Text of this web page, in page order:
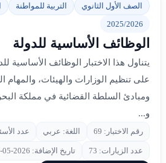
الصف الأول الثانوي التربية للمواطنة
2025/2026
الوظائف الأساسية للدولة
يتناول هذا الاختبار الوظائف الأساسية
على تنظيم الوزارات والهيئات، والمهام
ومبادئ السلطة القضائية في مملكة
و...
رقم الاختبار: 69 اللغة: عربي عدد
عدد الزيارات: 73 تاريخ الإضافة: 2026-05-01